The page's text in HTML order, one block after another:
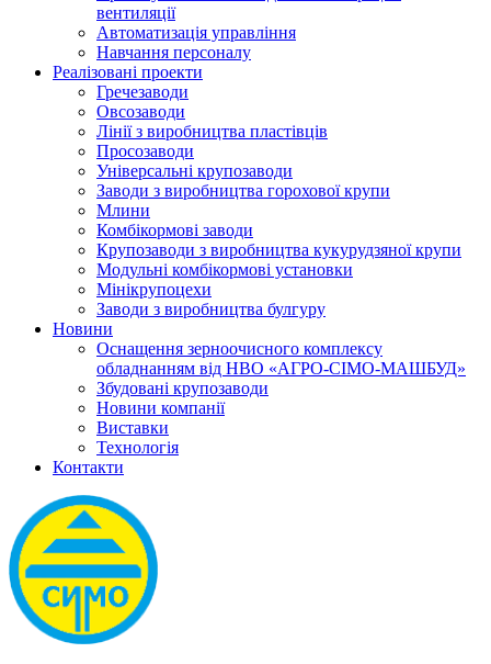
вентиляції
Автоматизація управління
Навчання персоналу
Реалізовані проекти
Гречезаводи
Овсозаводи
Лінії з виробництва пластівців
Просозаводи
Універсальні крупозаводи
Заводи з виробництва горохової крупи
Млини
Комбікормові заводи
Крупозаводи з виробництва кукурудзяної крупи
Модульні комбікормові установки
Мінікрупоцехи
Заводи з виробництва булгуру
Новини
Оснащення зерноочисного комплексу
обладнанням від НВО «АГРО-СІМО-МАШБУД»
Збудовані крупозаводи
Новини компанії
Виставки
Технологія
Контакти